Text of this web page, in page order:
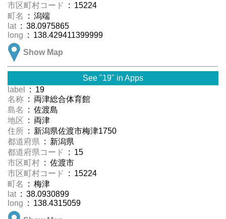
市区町村コード
: 15224
町名
: 潟端
lat : 38.0975865
long : 138.429411399999
Show Map
See "19" in Apps
label
: 19
名称 : 両津総合体育館
島名
: 佐渡島
地区 : 両津
住所 : 新潟県佐渡市梅津1750
都道府県 : 新潟県
都道府県コード
: 15
市区町村 : 佐渡市
市区町村コード
: 15224
町名
: 梅津
lat : 38.0930899
long : 138.4315059